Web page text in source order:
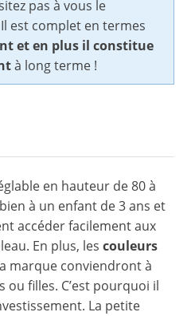
pas à vous le
est complet en termes
et en plus il constitue
à long terme !
en hauteur de 80 à
à un enfant de 3 ans et
accéder facilement aux
En plus, les couleurs
marque conviendront à
filles. C’est pourquoi il
La petite